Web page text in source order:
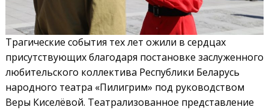
Трагические события тех лет ожили в сердцах
присутствующих благодаря постановке заслуженного
любительского коллектива Республики Беларусь
народного театра «Пилигрим» под руководством
Веры Киселёвой. Театрализованное представление